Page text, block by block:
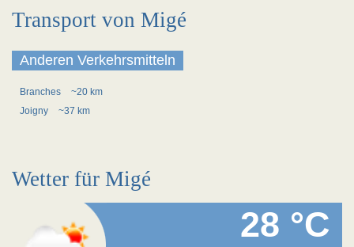
Transport von Migé
Anderen Verkehrsmitteln
Branches
~20 km
Joigny
~37 km
Wetter für Migé
28 °C